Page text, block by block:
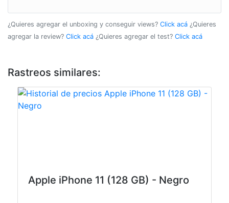
¿Quieres agregar el unboxing y conseguir views? Click acá ¿Quieres
agregar la review? Click acá ¿Quieres agregar el test? Click acá
Rastreos similares:
Apple iPhone 11 (128 GB) - Negro